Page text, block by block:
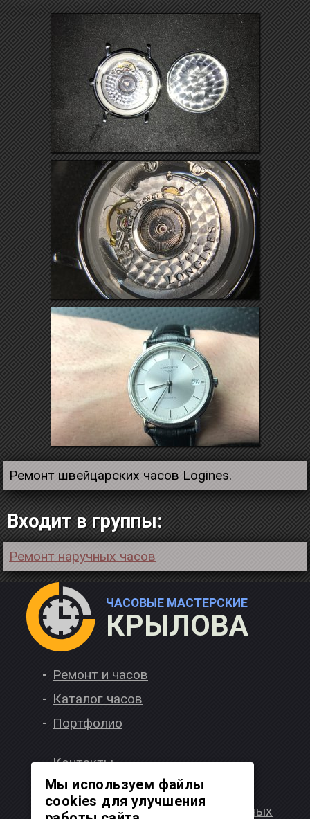
Ремонт швейцарских часов Logines.
Входит в группы:
Ремонт наручных часов
ЧАСОВЫЕ МАСТЕРСКИЕ
КРЫЛОВА
Ремонт и часов
Каталог часов
Портфолио
Контакты
Вакансии
Политика обработки персональных
Мы используем файлы
cookies для улучшения